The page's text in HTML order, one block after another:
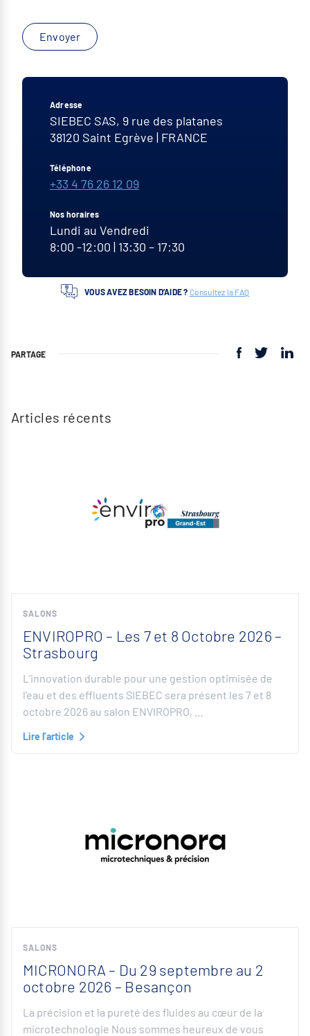
Envoyer
Adresse
SIEBEC SAS, 9 rue des platanes
38120 Saint Egrève | FRANCE
Téléphone
+33 4 76 26 12 09
Nos horaires
Lundi au Vendredi
8:00 -12:00 | 13:30 – 17:30
VOUS AVEZ BESOIN D’AIDE ? Consultez la FAQ
Articles récents
SALONS
ENVIROPRO – Les 7 et 8 Octobre 2026 –
Strasbourg
L’innovation durable pour une gestion optimisée de
l’eau et des effluents SIEBEC sera présent les 7 et 8
octobre 2026 au salon ENVIROPRO, …
Lire l’article
SALONS
MICRONORA – Du 29 septembre au 2
octobre 2026 – Besançon
La précision et la pureté des fluides au cœur de la
microtechnologie Nous sommes heureux de vous
PARTAGE